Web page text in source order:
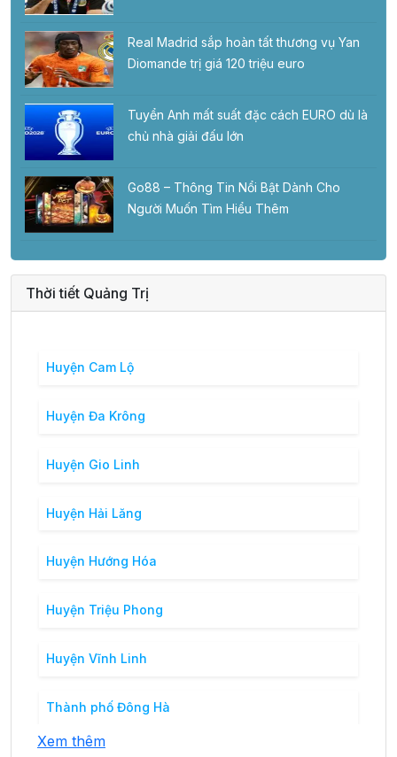
Real Madrid sắp hoàn tất thương vụ Yan
Diomande trị giá 120 triệu euro
Tuyển Anh mất suất đặc cách EURO dù là
chủ nhà giải đấu lớn
Go88 – Thông Tin Nổi Bật Dành Cho
Người Muốn Tìm Hiểu Thêm
Thời tiết Quảng Trị
Huyện Cam Lộ
Huyện Đa Krông
Huyện Gio Linh
Huyện Hải Lăng
Huyện Hướng Hóa
Huyện Triệu Phong
Huyện Vĩnh Linh
Thành phố Đông Hà
Xem thêm